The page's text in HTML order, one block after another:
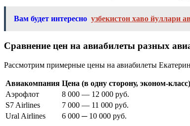
Вам будет интересно узбекистон хаво йуллари
Сравнение цен на авиабилеты разных
Рассмотрим примерные цены на авиабилеты
Авиакомпания Цена (в одну сторону, эконом-класс)
Аэрофлот
8 000 — 12 000 руб.
S7 Airlines
7 000 — 11 000 руб.
Ural Airlines
6 000 ─ 10 000 руб.